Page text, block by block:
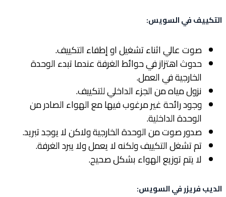
التكييف في السويس:
صوت عالي اثناء تشغيل او إطفاء التكييف.
حدوث اهتزاز في حوائط الغرفة عندما تبدء الوحدة
الخارجية في العمل.
نزول مياه من الجزء الداخلي للتكييف.
وجود رائحة غير مرغوب فيها مع الهواء الصادر من
الوحدة الداخلية.
صدور صوت من الوحدة الخارجية ولاكن لا يوجد تبريد.
تم تشغل التكييف ولكنه لا يعمل ولا يبرد الغرفة.
لا يتم توزيع الهواء بشكل صحيح.
الديب فريزر في السويس: